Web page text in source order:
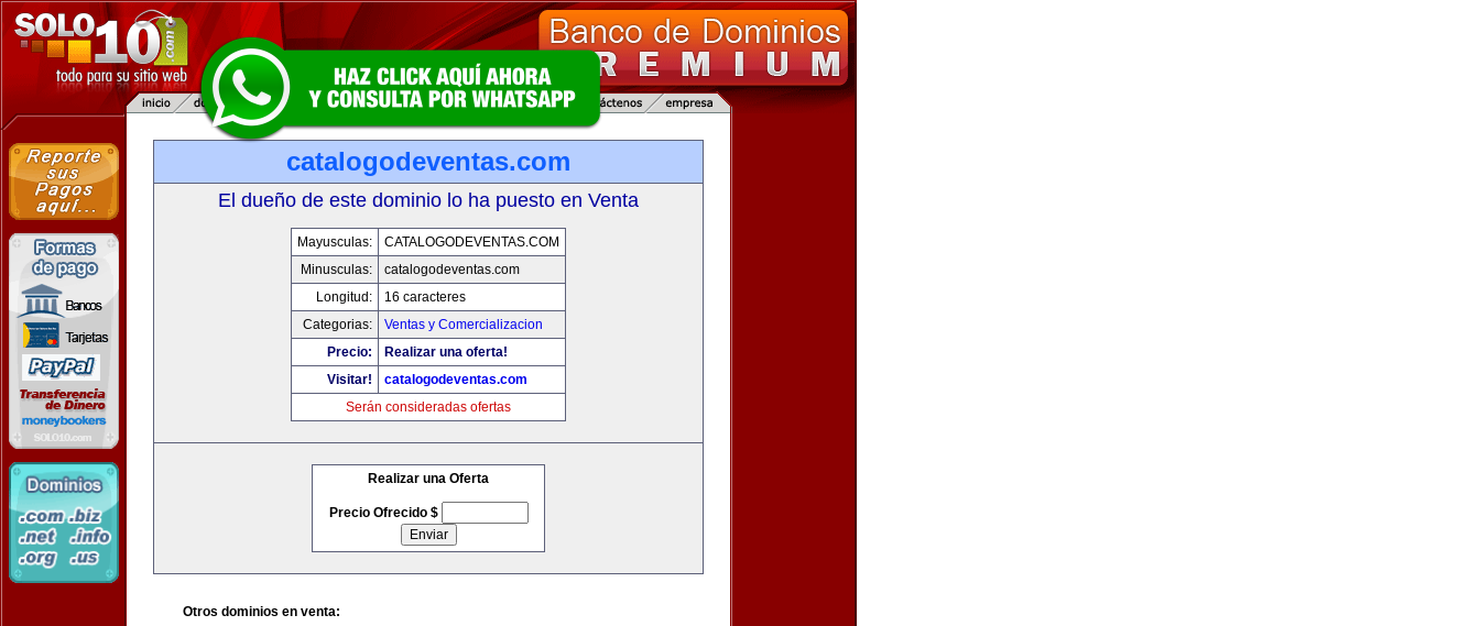
catalogodeventas.com
El dueño de este dominio lo ha puesto en Venta
Mayusculas:
CATALOGODEVENTAS.COM
Minusculas:
catalogodeventas.com
Longitud:
16 caracteres
Categorias:
Ventas y Comercializacion
Precio:
Realizar una oferta!
Visitar!
catalogodeventas.com
Serán consideradas ofertas
Realizar una Oferta
Precio Ofrecido $
Otros dominios en venta: